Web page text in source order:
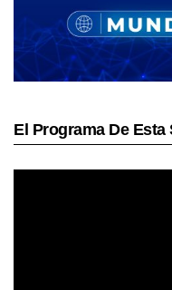
El Programa De Esta